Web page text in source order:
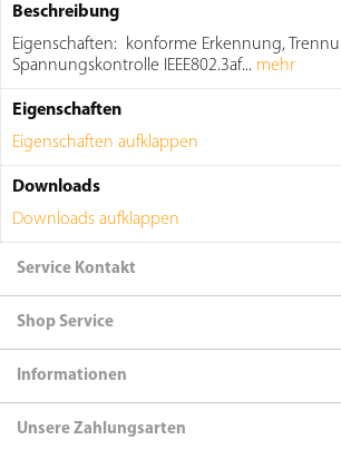
Beschreibung
Eigenschaften: konforme Erkennung,
Spannungskontrolle IEEE802.3af... mehr
Eigenschaften
Eigenschaften aufklappen
Downloads
Downloads aufklappen
Service Kontakt
Shop Service
Informationen
Unsere Zahlungsarten